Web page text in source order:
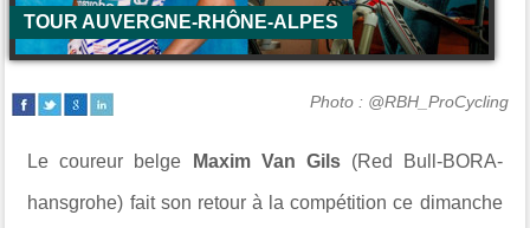
TOUR AUVERGNE-RHÔNE-ALPES
Photo : @RBH_ProCycling
Le coureur belge Maxim Van Gils(Red Bull-BORA-
hansgrohe) fait son retour à la compétition ce dimanche